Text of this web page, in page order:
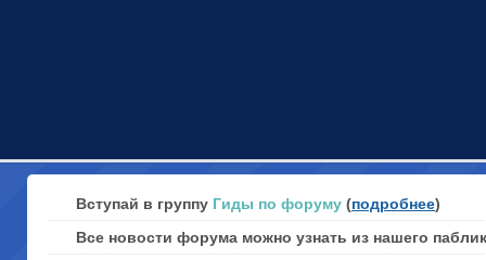
Вступай в группу Гиды по форуму (подробнее)
Все новости форума можно узнать из нашего